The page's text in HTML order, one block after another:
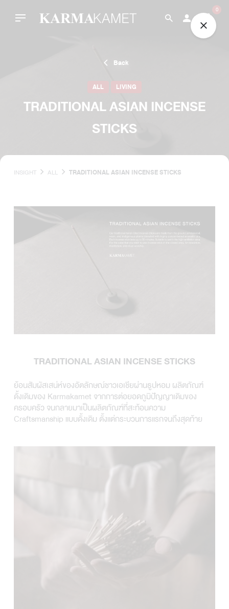
0
Back
ALL LIVING
TRADITIONAL ASIAN INCENSE
STICKS
INSIGHT ALL TRADITIONAL ASIAN INCENSE STICKS
TRADITIONAL ASIAN INCENSE STICKS
ย้อนสัมผัสเสน่ห์ของอัตลักษณ์ชาวเอเชียผ่านธูปหอม ผลิตภัณฑ์
ดั้งเดิมของ Karmakamet จากการต่อยอดภูมิปัญญาเดิมของ
ครอบครัว จนกลายมาเป็นผลิตภัณฑ์ที่สะท้อนความ
Craftsmanship แบบดั้งเดิม ตั้งแต่กระบวนการแรกจนถึงสุดท้าย